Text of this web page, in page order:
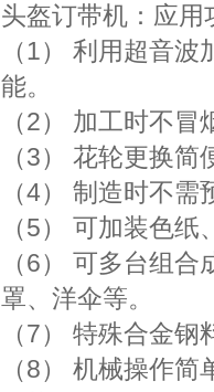
头盔订带机：应用
（1） 利用超音
能。
（2） 加工时不
（3） 花轮更换
（4） 制造时不
（5） 可加装色
（6） 可多台组
罩、洋伞等。
（7） 特殊合金
（8） 机械操作